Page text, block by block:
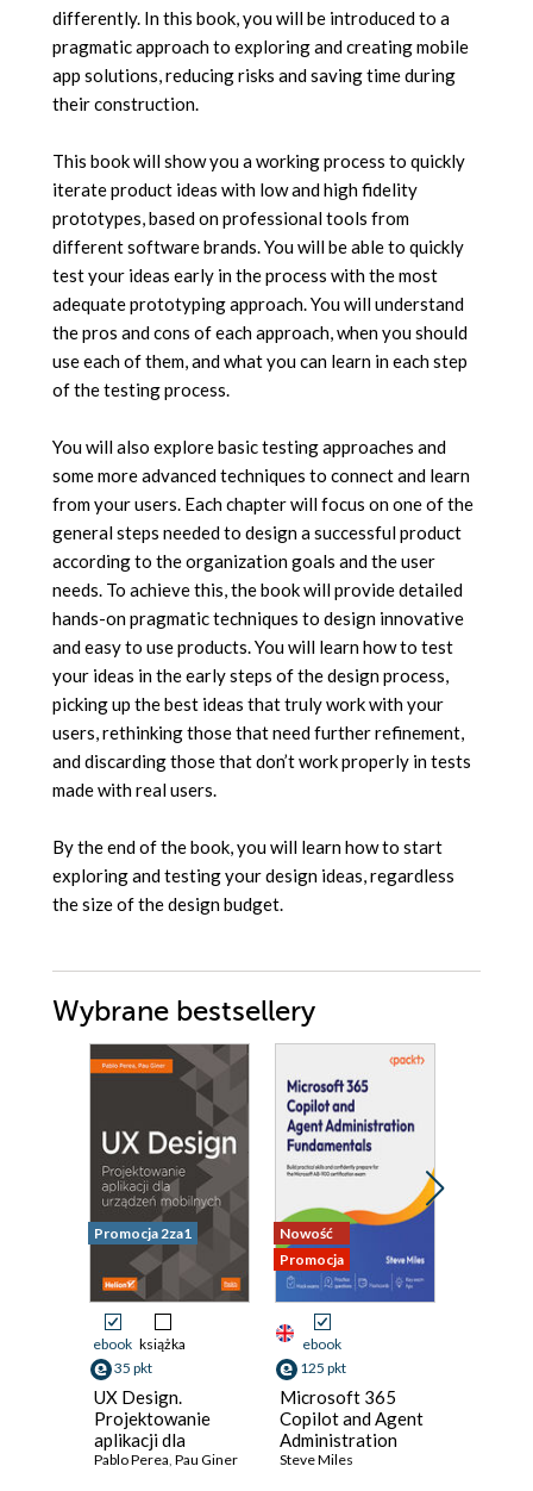
differently. In this book, you will be introduced to a
pragmatic approach to exploring and creating mobile
app solutions, reducing risks and saving time during
their construction.
This book will show you a working process to quickly
iterate product ideas with low and high fidelity
prototypes, based on professional tools from
different software brands. You will be able to quickly
test your ideas early in the process with the most
adequate prototyping approach. You will understand
the pros and cons of each approach, when you should
use each of them, and what you can learn in each step
of the testing process.
You will also explore basic testing approaches and
some more advanced techniques to connect and learn
from your users. Each chapter will focus on one of the
general steps needed to design a successful product
according to the organization goals and the user
needs. To achieve this, the book will provide detailed
hands-on pragmatic techniques to design innovative
and easy to use products. You will learn how to test
your ideas in the early steps of the design process,
picking up the best ideas that truly work with your
users, rethinking those that need further refinement,
and discarding those that don’t work properly in tests
made with real users.
By the end of the book, you will learn how to start
exploring and testing your design ideas, regardless
the size of the design budget.
Wybrane bestsellery
Promocja 2za1
ebook książka
35 pkt
UX Design.
Projektowanie
aplikacji dla
urządzeń
Pablo Perea Pau Giner
Nowość
Promocja
ebook
125 pkt
Microsoft 365
Copilot and Agent
Administration
Fundamentals.
Steve Miles